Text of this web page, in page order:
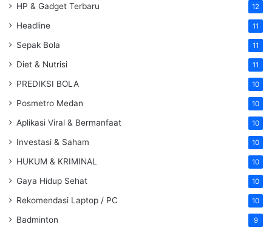
HP & Gadget Terbaru 12
Headline 11
Sepak Bola 11
Diet & Nutrisi 11
PREDIKSI BOLA 10
Posmetro Medan 10
Aplikasi Viral & Bermanfaat 10
Investasi & Saham 10
HUKUM & KRIMINAL 10
Gaya Hidup Sehat 10
Rekomendasi Laptop / PC 10
Badminton 9